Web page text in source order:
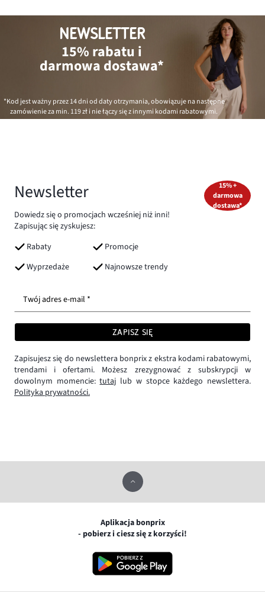
NEWSLETTER
15% rabatu i
darmowa dostawa*
*Kod jest ważny przez 14 dni od daty otrzymania, obowiązuje na następne
zamówienie za min. 119 złi nie łączy się z innymi kodami rabatowymi.
Newsletter
Dowiedz się o promocjach wcześniej niż inni!
Zapisując się zyskujesz:
Rabaty
Promocje
Wyprzedaże
Najnowsze trendy
15% +
darmowa
dostawa*
Twój adres e-mail *
ZAPISZ SIĘ
Zapisujesz się do newslettera bonprix z ekstra kodami rabatowymi,
trendami i ofertami. Możesz zrezygnować z subskrypcji w
dowolnym momencie:tutaj lub w stopce każdego newslettera.
Polityka prywatności.
Aplikacja bonprix
- pobierz i ciesz się z korzyści!